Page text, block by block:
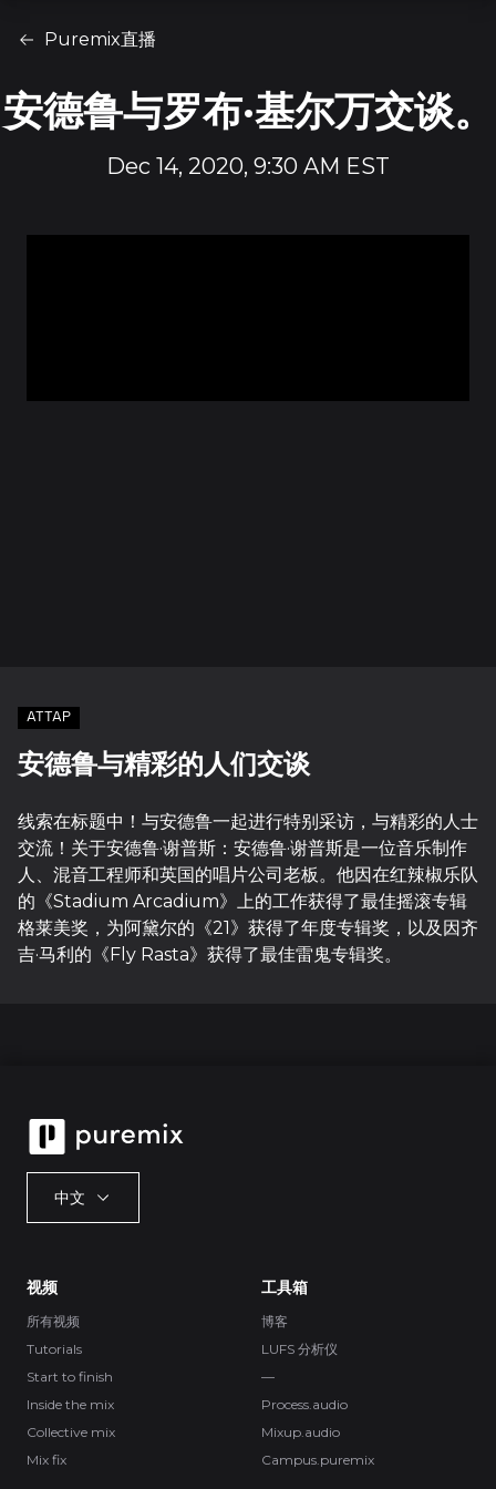
Puremix直播
安德鲁与罗布·基尔万交谈。
Dec 14, 2020, 9:30 AM EST
ATTAP
安德鲁与精彩的人们交谈
线索在标题中！与安德鲁一起进行特别采访，与精彩的人士
交流！关于安德鲁·谢普斯：安德鲁·谢普斯是一位音乐制作
人、混音工程师和英国的唱片公司老板。他因在红辣椒乐队
的《Stadium Arcadium》上的工作获得了最佳摇滚专辑
格莱美奖，为阿黛尔的《21》获得了年度专辑奖，以及因齐
吉·马利的《Fly Rasta》获得了最佳雷鬼专辑奖。
中文
视频
所有视频
Tutorials
Start to finish
Inside the mix
Collective mix
Mix fix
工具箱
博客
LUFS 分析仪
—
Process.audio
Mixup.audio
Campus.puremix